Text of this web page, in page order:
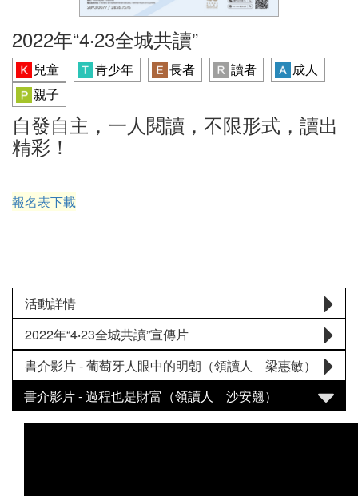
2022年“4‧23全城共讀”
兒童 青少年 長者 讀者
成人
親子
自發自主，一人閱讀，不限形式，讀出
精彩！
報名表下載
活動詳情
2022年“4‧23全城共讀”宣傳片
書介影片 - 葡萄牙人眼中的明朝（領讀人 梁惠敏）
書介影片 - 過程也是財富（領讀人 沙安翹）